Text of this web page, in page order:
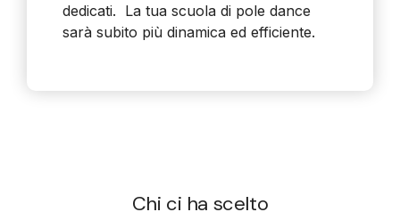
dedicati. La tua scuola di pole dance
sarà subito più dinamica ed efficiente.
Chi ci ha scelto